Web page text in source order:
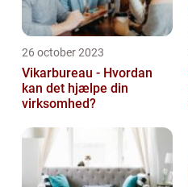
26 october 2023
Vikarbureau - Hvordan
kan det hjælpe din
virksomhed?